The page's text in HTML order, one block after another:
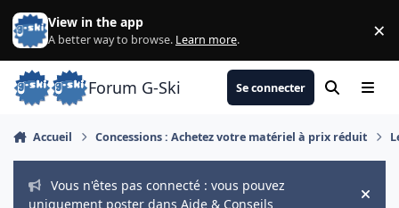
Aller au contenu
View in the app
A better way to browse. Learn more. ×
Forum G-Ski Se connecter Rechercher
Menu
Accueil Concessions : Achetez votre matériel à prix réduit
Vous n'êtes pas connecté : vous pouvez
uniquement poster dans Aide & Conseils
Hide